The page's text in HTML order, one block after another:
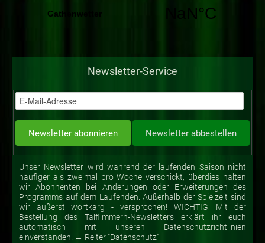
Newsletter-Service
Unser Newsletter wird während der laufenden Saison nicht
häufiger als zweimal pro Woche verschickt, überdies halten
wir Abonnenten bei Änderungen oder Erweiterungen des
Programms auf dem Laufenden. Außerhalb der Spielzeit sind
wir äußerst wortkarg - versprochen! WICHTIG: Mit der
Bestellung des Talflimmern-Newsletters erklärt ihr euch
automatisch mit unseren Datenschutzrichtlinien
einverstanden. → Reiter "Datenschutz"